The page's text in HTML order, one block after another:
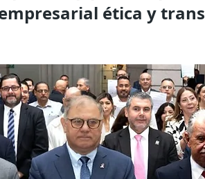
ética y